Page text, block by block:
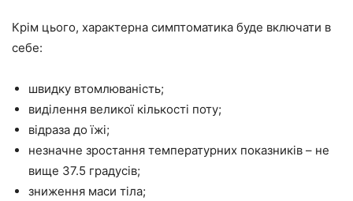
Крім цього, характерна симптоматика буде включати в
себе:
швидку втомлюваність;
виділення великої кількості поту;
відраза до їжі;
незначне зростання температурних показників – не
вище 37.5 градусів;
зниження маси тіла;